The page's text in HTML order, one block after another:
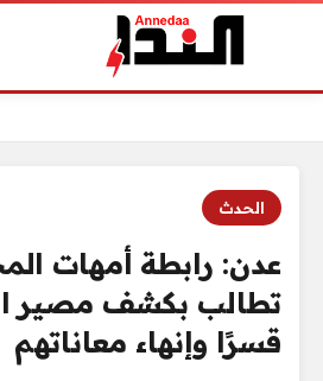
الحدث
عدن: رابطة أمهات
تطالب بكشف مصير
قسرًا وإنهاء معاناتهم